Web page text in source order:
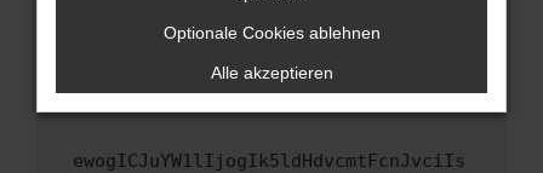
hast, kontaktiere uns bitte. Wir werden
versuchen, das Problem zu beheben. Du kannst
uns diesen Text schicken, um uns bei der
ewogICJuYW1lIjogIk5ldHdvcmtFcnJvciIs
Optionale Cookies ablehnen
Alle akzeptieren